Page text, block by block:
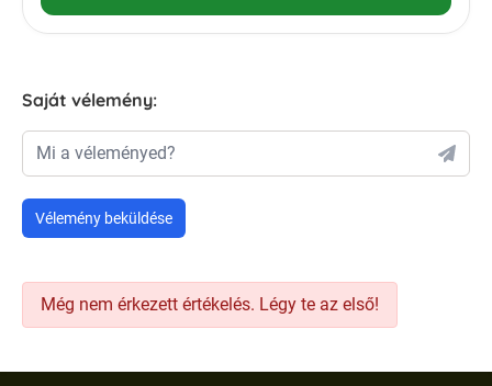
Saját vélemény:
Mi a véleményed?
Vélemény beküldése
Még nem érkezett értékelés. Légy te az első!